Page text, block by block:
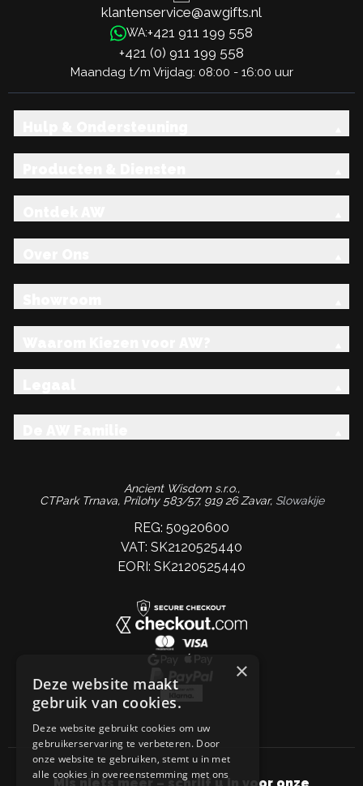
klantenservice@awgifts.nl
WA:+421 911 199 558
+421 (0) 911 199 558
Maandag t/m Vrijdag: 08:00 - 16:00 uur
Ancient Wisdom s.r.o.,
CTPark Trnava, Prílohy 583/57, 919 26 Zavar, Slowakije
REG: 50920600
VAT: SK2120525440
EORI: SK2120525440
×
Deze website maakt
gebruik van cookies.
Deze website gebruikt cookies om uw
gebruikerservaring te verbeteren. Door
onze website te gebruiken, stemt u in met
alle cookies in overeenstemming met ons